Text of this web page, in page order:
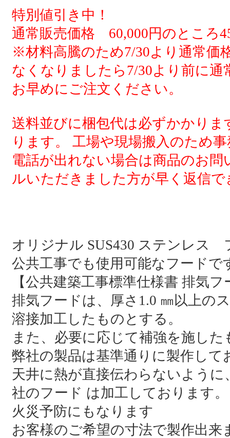
特別値引き中！
通常販売価格 60,000円のところ
※材料高騰のため7/30より通常価
なくなりましたら7/30より前に通
お早めにご注文ください。
送料並びに梱包代は必ずかかり
ります。 工場や現場搬入のため
電話が出れない場合は商品のお
ルいただきました方が早く返信で
オリジナル SUS430 ステンレス
公共工事でも使用可能なフードで
【公共建築工事標準仕様書 排気フ
排気フードは、厚さ1.0 ㎜以上の
溶接加工したものとする。
また、必要に応じて補強を施し
弊社の製品は基準通りに製作して
天井に熱が直接伝わらないよう
社のフード は加工しております。
火災予防にもなります
お客様のご希望の寸法で製作出来